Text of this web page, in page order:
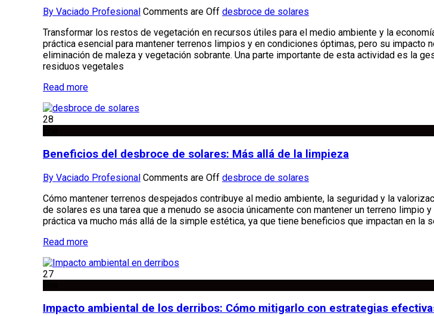
By Vaciado Profesional Comments are Off desbroce de solares
Transformar los restos de vegetación en recursos útiles para el medio ambiente y la
práctica esencial para mantener terrenos limpios y en condiciones óptimas, pero su impacto
eliminación de maleza y vegetación sobrante. Una parte importante de esta actividad es la
residuos vegetales
Read more
28
Beneficios del desbroce de solares: Más allá de la limpieza
By Vaciado Profesional Comments are Off desbroce de solares
Cómo mantener terrenos despejados contribuye al medio ambiente, la seguridad y la
de solares es una tarea que a menudo se asocia únicamente con mantener un terreno limpio
práctica va mucho más allá de la simple estética, ya que tiene beneficios que impactan en la
Read more
27
Impacto ambiental de los derribos: Cómo mitigarlo con estrategias